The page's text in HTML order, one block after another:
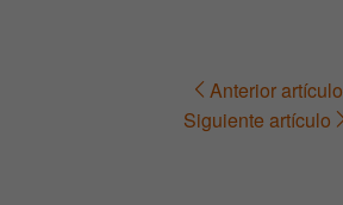
Navegación Anterior artículo
Siguiente artículo